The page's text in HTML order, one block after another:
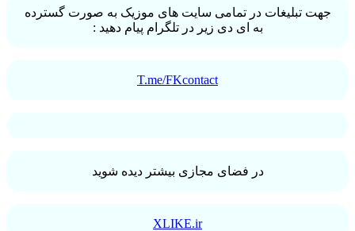
جهت تبلیغات در تمامی سایت های موزیک به صورت گسترده
به ای دی زیر در تلگرام پیام دهید :
T.me/FKcontact
در فضای مجازی بیشتر دیده شوید
XLIKE.ir